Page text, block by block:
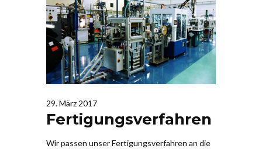
29. März 2017
Fertigungsverfahren
Wir passen unser Fer­ti­gungs­ver­fahren an die